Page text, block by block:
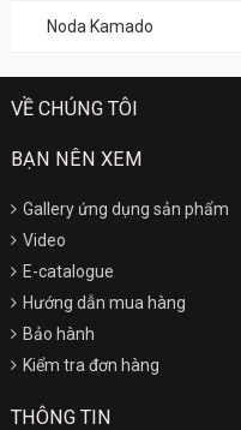
Noda Kamado
VỀ CHÚNG TÔI
BẠN NÊN XEM
Gallery ứng dụng sản phẩm
Video
E-catalogue
Hướng dẫn mua hàng
Bảo hành
Kiểm tra đơn hàng
THÔNG TIN